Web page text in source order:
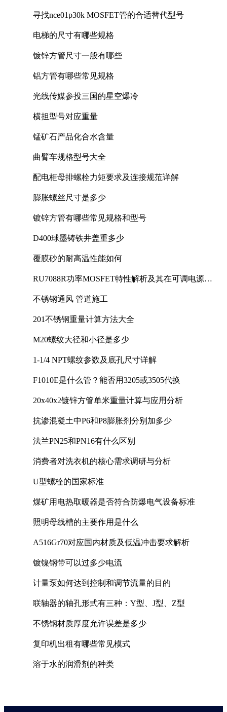
寻找nce01p30k MOSFET管的合适替代型号
电梯的尺寸有哪些规格
镀锌方管尺寸一般有哪些
铝方管有哪些常见规格
光线传媒参投三国的星空爆冷
横担型号对应重量
锰矿石产品化合水含量
曲臂车规格型号大全
配电柜母排螺栓力矩要求及连接规范详解
膨胀螺丝尺寸是多少
镀锌方管有哪些常见规格和型号
D400球墨铸铁井盖重多少
覆膜砂的耐高温性能如何
RU7088R功率MOSFET特性解析及其在可调电源设
不锈钢通风 管道施工
201不锈钢重量计算方法大全
M20螺纹大径和小径是多少
1-1/4 NPT螺纹参数及底孔尺寸详解
F1010E是什么管？能否用3205或3505代换
20x40x2镀锌方管单米重量计算与应用分析
抗渗混凝土中P6和P8膨胀剂分别加多少
法兰PN25和PN16有什么区别
消费者对洗衣机的核心需求调研与分析
U型螺栓的国家标准
煤矿用电热取暖器是否符合防爆电气设备标准
照明母线槽的主要作用是什么
A516Gr70对应国内材质及低温冲击要求解析
镀镍钢带可以过多少电流
计量泵如何达到控制和调节流量的目的
联轴器的轴孔形式有三种：Y型、J型、Z型
不锈钢材质厚度允许误差是多少
复印机出租有哪些常见模式
溶于水的润滑剂的种类